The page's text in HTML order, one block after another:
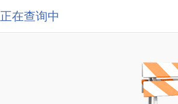
正在查询中